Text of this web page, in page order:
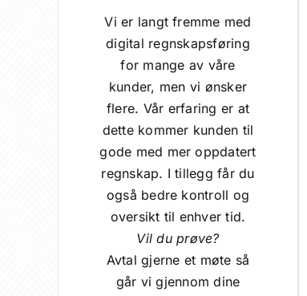
Vi er langt fremme med
digital regnskapsføring
for mange av våre
kunder, men vi ønsker
flere. Vår erfaring er at
dette kommer kunden til
gode med mer oppdatert
regnskap. I tillegg får du
også bedre kontroll og
oversikt til enhver tid.
Vil du prøve?
Avtal gjerne et møte så
går vi gjennom dine